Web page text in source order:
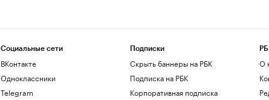
Социальные сети
ВКонтакте
Одноклассники
Telegram
Подписки
Скрыть баннеры на РБК
Подписка на РБК
Корпоративная подписка
О